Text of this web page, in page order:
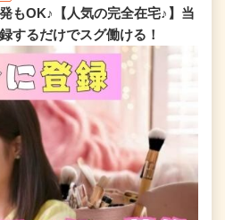
もOK♪【人気の完全在宅♪】当
するだけでスグ働ける！